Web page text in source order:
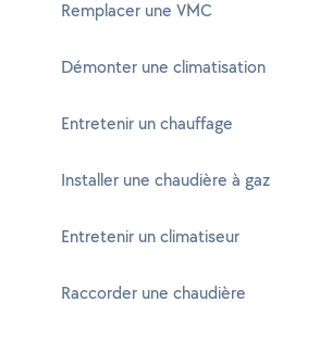
Remplacer une VMC
Démonter une climatisation
Entretenir un chauffage
Installer une chaudière à gaz
Entretenir un climatiseur
Raccorder une chaudière